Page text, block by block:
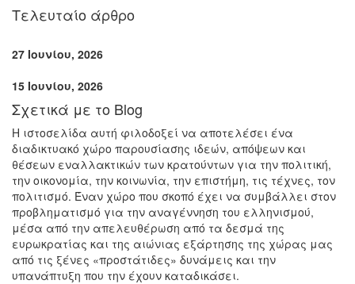
Τελευταίο άρθρο
27 Ιουνίου, 2026
15 Ιουνίου, 2026
Σχετικά με το Blog
Η ιστοσελίδα αυτή φιλοδοξεί να αποτελέσει ένα
διαδικτυακό χώρο παρουσίασης ιδεών, απόψεων και
θέσεων εναλλακτικών των κρατούντων για την πολιτική,
την οικονομία, την κοινωνία, την επιστήμη, τις τέχνες, τον
πολιτισμό. Έναν χώρο που σκοπό έχει να συμβάλλει στον
προβληματισμό για την αναγέννηση του ελληνισμού,
μέσα από την απελευθέρωση από τα δεσμά της
ευρωκρατίας και της αιώνιας εξάρτησης της χώρας μας
από τις ξένες «προστάτιδες» δυνάμεις και την
υπανάπτυξη που την έχουν καταδικάσει.